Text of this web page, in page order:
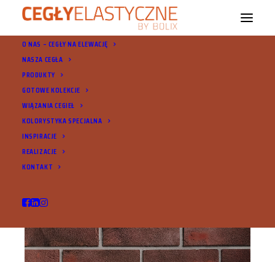
O NAS – CEGŁY NA ELEWACJĘ
NASZA CEGŁA
PRODUKTY
GOTOWE KOLEKCJE
WIĄZANIA CEGIEŁ
KOLORYSTYKA SPECJALNA
INSPIRACJE
REALIZACJE
KONTAKT